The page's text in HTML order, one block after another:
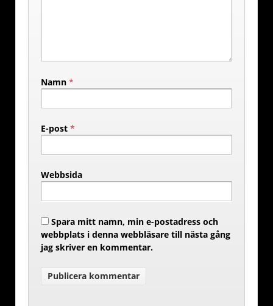
Namn *
E-post *
Webbsida
Spara mitt namn, min e-postadress och
webbplats i denna webbläsare till nästa gång
jag skriver en kommentar.